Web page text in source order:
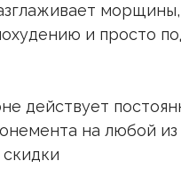
морщины,
и просто
действует
на любой из